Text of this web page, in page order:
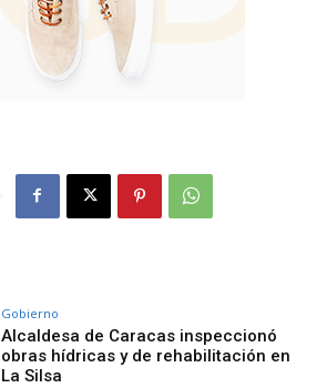
Gobierno
Alcaldesa de Caracas inspeccionó
obras hídricas y de rehabilitación en
La Silsa